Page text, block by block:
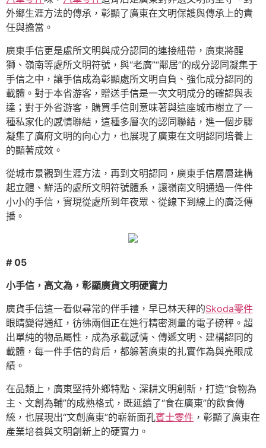
外鄉生涯方法的傳承，彰顯了廣東在文明保護與傳承上的責
任與擔當。
廣東手信更是處所文明與成分認同的連接紐帶，廣東將醒
獅、嶺南等處所文明符號，與“老廣”“鄰居”的成分認同凝集于
手信之中，讓手信成為彰顯處所文明自負、強化成分認同的
載體。對于本省游客，贈送手信是一次文明成分的確認與表
達；對于外省游客，購買手信則意味著與這座城市樹立了一
種私家化的感情聯結，這種多層次的認同聯結，進一個步驟
凝集了廣府文明的向心力，也展現了廣東在文明認同培養上
的顯著成效。
從城市景觀到生涯方法，再到文明認同，廣東手信層層建構
起立體、鮮活的處所文明符號體系，讓嶺南文明通過一件件
小小的手信，實現從處所到年夜眾、從線下到線上的廣泛傳
播。
# 05
小手信，高文為，彰顯廣貨文明硬實力
廣貨手信這一看似尋常的伴手禮，早已林天秤的Skoda零件
眼睛變得通紅，彷彿兩個正在進行精密測量的電子磅秤。超
出單純的物品屬性，成為承載感情、傳遞文明、建構認同的
載體，每一件手信的背后，都躲著廣東的扎實作為與亮眼成
績。
在品類上，廣東堅持外鄉特點、深耕文明創新，打造“食物為
主、文創為輔”的成熟格式，既延續了“食在廣東”的飲食傳
統，也展現出“文創廣東”的嶄新面孔賓士零件 ，彰顯了廣東在
產業培養與文明創新上的硬實力。